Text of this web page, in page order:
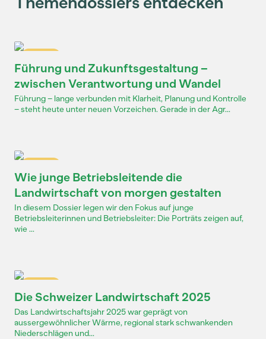
Führung und Zukunftsgestaltung –
zwischen Verantwortung und Wandel
Führung – lange verbunden mit Klarheit, Planung und Kontrolle
– steht heute unter neuen Vorzeichen. Gerade in der Agr...
Wie junge Betriebsleitende die
Landwirtschaft von morgen gestalten
In diesem Dossier legen wir den Fokus auf junge
Betriebsleiterinnen und Betriebsleiter: Die Porträts zeigen auf,
wie ...
Die Schweizer Landwirtschaft 2025
Das Landwirtschaftsjahr 2025 war geprägt von
aussergewöhnlicher Wärme, regional stark schwankenden
Niederschlägen und...